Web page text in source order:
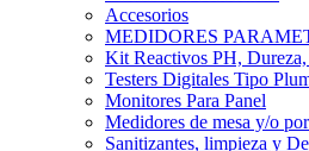
Accesorios
MEDIDORES
Kit Reactivos PH,
Testers Digitales Tipo
Monitores Para Panel
Medidores de mesa y/o
Sanitizantes, limpieza y